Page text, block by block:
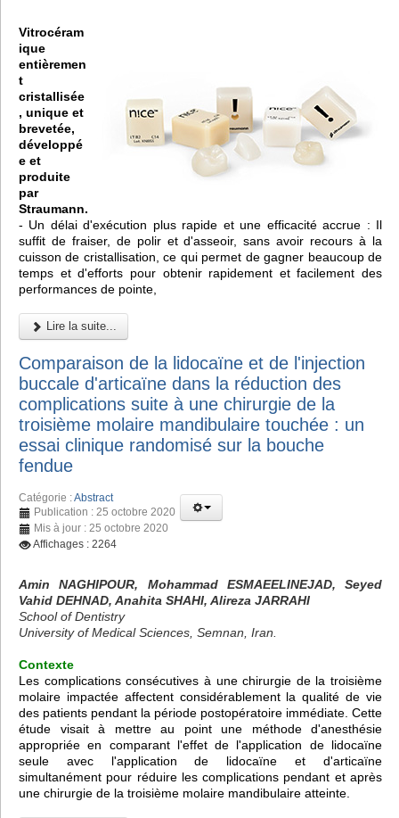
Vitrocéram
ique
entièremen
t
cristallisée
, unique et
brevetée,
développé
e et
produite
par
Straumann.
- Un délai d'exécution plus rapide et une efficacité accrue : Il
suffit de fraiser, de polir et d'asseoir, sans avoir recours à la
cuisson de cristallisation, ce qui permet de gagner beaucoup de
temps et d'efforts pour obtenir rapidement et facilement des
performances de pointe,
Lire la suite...
Comparaison de la lidocaïne et de l'injection
buccale d'articaïne dans la réduction des
complications suite à une chirurgie de la
troisième molaire mandibulaire touchée : un
essai clinique randomisé sur la bouche
fendue
Catégorie :Abstract
Publication : 25 octobre 2020
Mis à jour : 25 octobre 2020
Affichages : 2264
Amin NAGHIPOUR, Mohammad ESMAEELINEJAD, Seyed
Vahid DEHNAD, Anahita SHAHI, Alireza JARRAHI
School of Dentistry
University of Medical Sciences, Semnan, Iran.
Contexte
Les complications consécutives à une chirurgie de la troisième
molaire impactée affectent considérablement la qualité de vie
des patients pendant la période postopératoire immédiate. Cette
étude visait à mettre au point une méthode d'anesthésie
appropriée en comparant l'effet de l'application de lidocaïne
seule avec l'application de lidocaïne et d'articaïne
simultanément pour réduire les complications pendant et après
une chirurgie de la troisième molaire mandibulaire atteinte.